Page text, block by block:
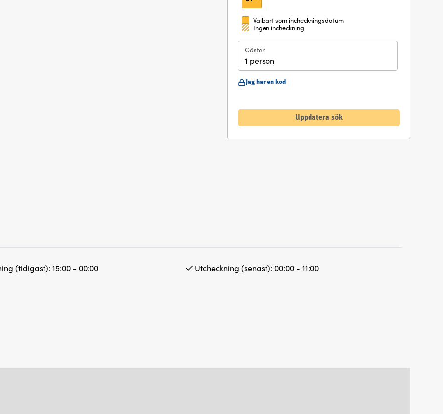
Valbart som incheckningsdatum
Ingen incheckning
Gäster
1 person
Jag har en kod
Uppdatera sök
(tidigast): 15:00 - 00:00 Utcheckning (senast): 00:00 - 11:00